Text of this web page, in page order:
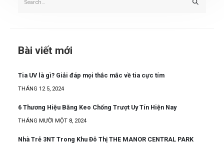
Bài viết mới
Tia UV là gì? Giải đáp mọi thắc mắc về tia cực tím
THÁNG 12 5, 2024
6 Thương Hiệu Băng Keo Chống Trượt Uy Tín Hiện Nay
THÁNG MƯỜI MỘT 8, 2024
Nhà Trẻ 3NT Trong Khu Đô Thị THE MANOR CENTRAL PARK